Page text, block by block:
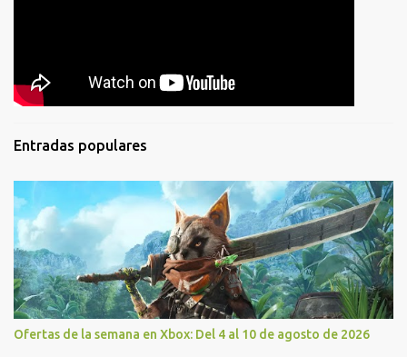
Entradas populares
Ofertas de la semana en Xbox: Del 4 al 10 de agosto de 2026